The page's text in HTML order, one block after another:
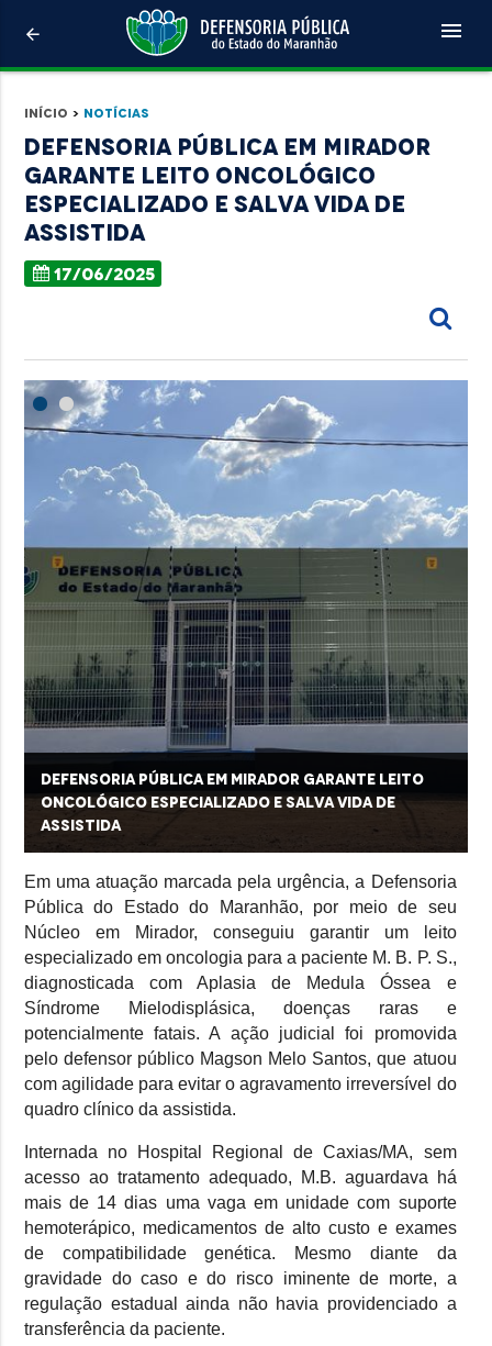
arrow_back menu
Início > Notícias
Defensoria Pública em Mirador
garante leito oncológico
especializado e salva vida de
assistida
17/06/2025
Defensoria Pública em Mirador garante leito
oncológico especializado e salva vida de
assistida
Em uma atuação marcada pela urgência, a Defensoria
Pública do Estado do Maranhão, por meio de seu
Núcleo em Mirador, conseguiu garantir um leito
especializado em oncologia para a paciente M. B. P. S.,
diagnosticada com Aplasia de Medula Óssea e
Síndrome Mielodisplásica, doenças raras e
potencialmente fatais. A ação judicial foi promovida
pelo defensor público Magson Melo Santos, que atuou
com agilidade para evitar o agravamento irreversível do
quadro clínico da assistida.
Internada no Hospital Regional de Caxias/MA, sem
acesso ao tratamento adequado, M.B. aguardava há
mais de 14 dias uma vaga em unidade com suporte
hemoterápico, medicamentos de alto custo e exames
de compatibilidade genética. Mesmo diante da
gravidade do caso e do risco iminente de morte, a
regulação estadual ainda não havia providenciado a
transferência da paciente.